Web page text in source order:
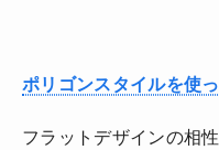
ポリゴンスタイルを使
フラットデザインの相